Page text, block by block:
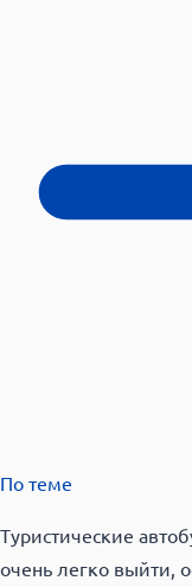
По теме
Туристические
очень легко выйти,